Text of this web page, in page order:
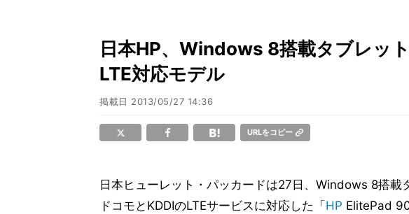
日本HP、Windows 8搭載タブレッ
LTE対応モデル
掲載日 2013/05/27 14:36
URLをコピー
日本ヒューレット・パッカードは27日、Windows 8搭
ドコモとKDDIのLTEサービスに対応した「 HP ElitePad